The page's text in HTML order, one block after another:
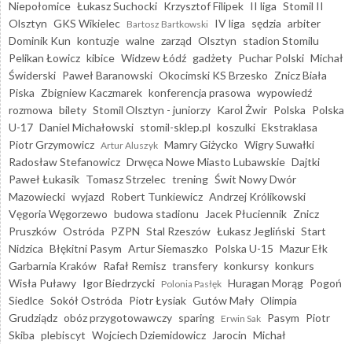
Niepołomice Łukasz Suchocki Krzysztof Filipek II liga Stomil II
Olsztyn GKS Wikielec Bartosz Bartkowski IV liga sędzia arbiter
Dominik Kun kontuzje walne zarząd Olsztyn stadion Stomilu
Pelikan Łowicz kibice Widzew Łódź gadżety Puchar Polski Michał
Świderski Paweł Baranowski Okocimski KS Brzesko Znicz Biała
Piska Zbigniew Kaczmarek konferencja prasowa wypowiedź
rozmowa bilety Stomil Olsztyn - juniorzy Karol Żwir Polska Polska
U-17 Daniel Michałowski stomil-sklep.pl koszulki Ekstraklasa
Piotr Grzymowicz Artur Aluszyk Mamry Giżycko Wigry Suwałki
Radosław Stefanowicz Drwęca Nowe Miasto Lubawskie Dajtki
Paweł Łukasik Tomasz Strzelec trening Świt Nowy Dwór
Mazowiecki wyjazd Robert Tunkiewicz Andrzej Królikowski
Vęgoria Węgorzewo budowa stadionu Jacek Płuciennik Znicz
Pruszków Ostróda PZPN Stal Rzeszów Łukasz Jegliński Start
Nidzica Błękitni Pasym Artur Siemaszko Polska U-15 Mazur Ełk
Garbarnia Kraków Rafał Remisz transfery konkursy konkurs
Wisła Puławy Igor Biedrzycki Polonia Pasłęk Huragan Morąg Pogoń
Siedlce Sokół Ostróda Piotr Łysiak Gutów Mały Olimpia
Grudziądz obóz przygotowawczy sparing Erwin Sak Pasym Piotr
Skiba plebiscyt Wojciech Dziemidowicz Jarocin Michał